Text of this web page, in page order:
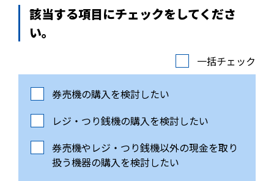
該当する項目にチェックをしてくださ
い。
一括チェック
券売機の購入を検討したい
レジ・つり銭機の購入を検討したい
券売機やレジ・つり銭機以外の現金を取り
扱う機器の購入を検討したい